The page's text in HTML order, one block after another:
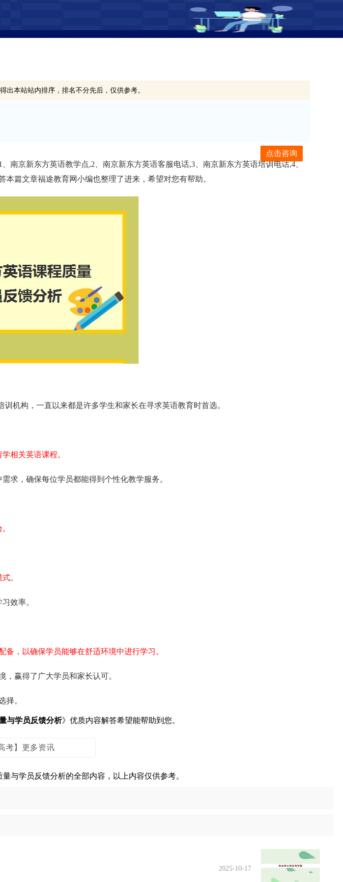
出本站站内排序，排名不分先后，仅供参考。
点击咨询
南京新东方英语教学点,2、南京新东方英语客服电话,3、南京新东方英语培训电话,4、
篇文章福途教育网小编也整理了进来，希望对您有帮助。
机构，一直以来都是许多学生和家长在寻求英语教育时首选。
相关英语课程。
求，确保每位学员都能得到个性化教学服务。
。
效率。
，以确保学员能够在舒适环境中进行学习。
赢得了广大学员和家长认可。
择。
与学员反馈分析》优质内容解答希望能帮助到您。
考】更多资讯
与学员反馈分析的全部内容，以上内容仅供参考。
2025-10-17